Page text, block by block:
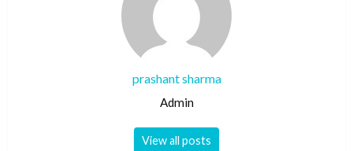
prashant sharma
Admin
View all posts